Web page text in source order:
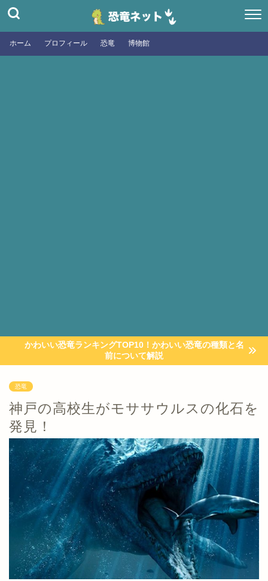
ホーム プロフィール 恐竜 博物館
かわいい恐竜ランキングTOP10！かわいい恐竜の種類と名
前について解説
恐竜
神戸の高校生がモササウルスの化石を
発見！